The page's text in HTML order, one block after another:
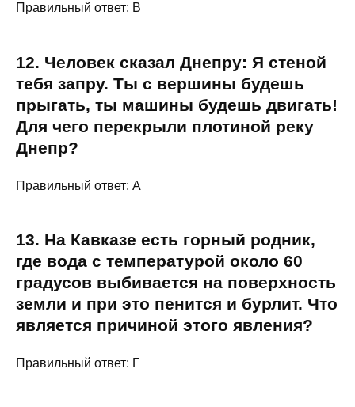
Правильный ответ: В
12. Человек сказал Днепру: Я стеной
тебя запру. Ты с вершины будешь
прыгать, ты машины будешь двигать!
Для чего перекрыли плотиной реку
Днепр?
Правильный ответ: А
13. На Кавказе есть горный родник,
где вода с температурой около 60
градусов выбивается на поверхность
земли и при это пенится и бурлит. Что
является причиной этого явления?
Правильный ответ: Г